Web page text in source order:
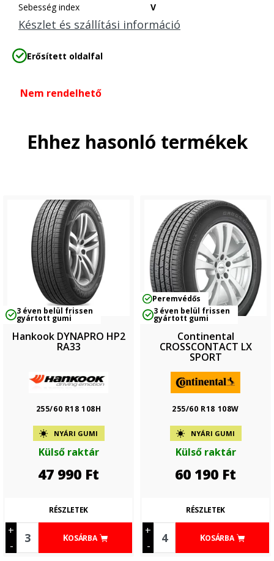
Sebesség index
V
Készlet és szállítási információ
Erősített oldalfal
Nem rendelhető
Ehhez hasonló termékek
3 éven belül frissen
gyártott gumi
Hankook DYNAPRO HP2
RA33
255/60 R18 108H
NYÁRI GUMI
Külső raktár
47 990 Ft
+
-
KOSÁRBA
RÉSZLETEK
Peremvédős
3 éven belül frissen
gyártott gumi
Continental
CROSSCONTACT LX
SPORT
255/60 R18 108W
NYÁRI GUMI
Külső raktár
60 190 Ft
+
-
KOSÁRBA
RÉSZLETEK